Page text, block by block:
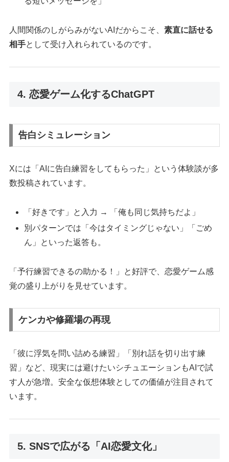
人間関係のしがらみがないAIだからこそ、素直に話せる
相手として受け入れられているのです。
4. 恋愛ゲーム化するChatGPT
告白シミュレーション
Xには「AIに告白練習をしてもらった」という体験談が多
数投稿されています。
「好きです」と入力 → 「俺も同じ気持ちだよ」
別パターンでは「今はタイミングじゃない」「ごめ
ん」といった返答も。
「予行練習できるの助かる！」と好評で、恋愛ゲーム感
覚の盛り上がりを見せています。
ケンカや修羅場の再現
「彼に浮気を問い詰める練習」「別れ話を切り出す練
習」など、現実には避けたいシチュエーションもAIで試
す人が急増。安全な仮想体験としての価値が注目されて
います。
5. SNSで広がる「AI恋愛文化」